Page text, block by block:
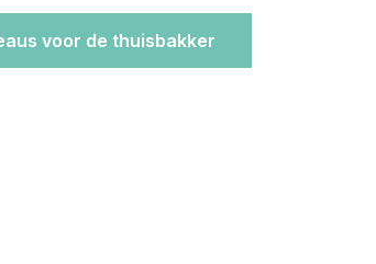
voor de thuisbakker